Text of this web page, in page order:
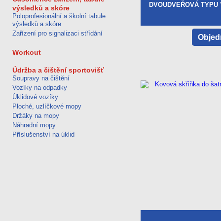
výsledků a skóre
Poloprofesionální a školní tabule
výsledků a skóre
Zařízení pro signalizaci střídání
Workout
Údržba a čištění sportovišť
Soupravy na čištění
Vozíky na odpadky
Úklidové vozíky
Ploché, uzlíčkové mopy
Držáky na mopy
Náhradní mopy
Příslušenství na úklid
DVOUDVEŘOVÁ